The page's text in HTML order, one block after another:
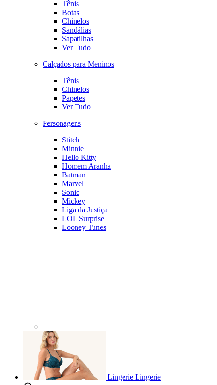
Tênis
Botas
Chinelos
Sandálias
Sapatilhas
Ver Tudo
Calçados para Meninos
Tênis
Chinelos
Papetes
Ver Tudo
Personagens
Stitch
Minnie
Hello Kitty
Homem Aranha
Batman
Marvel
Sonic
Mickey
Liga da Justiça
LOL Surprise
Looney Tunes
Lingerie Lingerie